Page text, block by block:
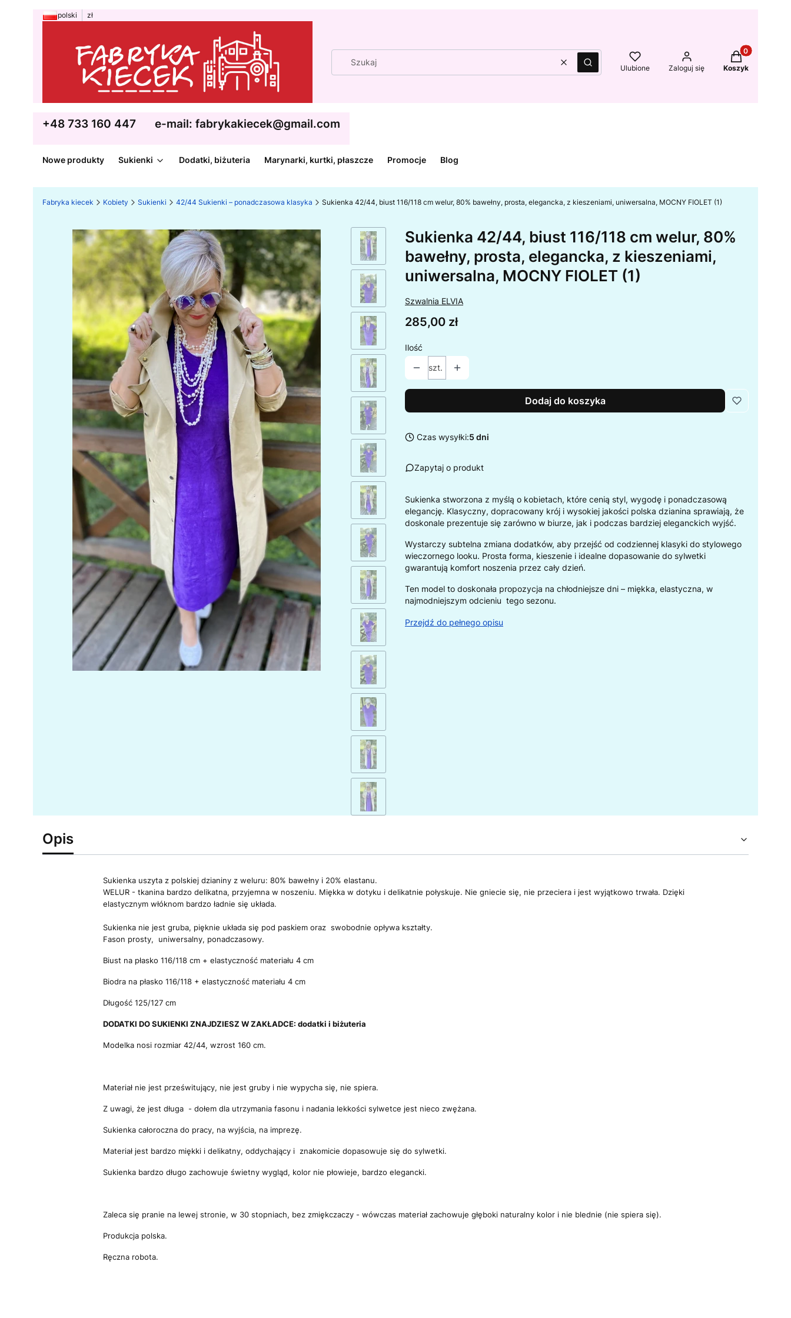
polski zł
WyczyśćSzukaj Ulubione Zaloguj się
Produkty w
Koszyk
+48 733 160 447 e-mail: fabrykakiecek@gmail.com
Nowe produkty Sukienki Dodatki, biżuteria Marynarki, kurtki, płaszcze Promocje Blog
Fabryka kiecek Kobiety Sukienki 42/44 Sukienki – ponadczasowa klasyka Sukienka 42/44, biust 116/118 cm welur, 80% bawełny, prosta, elegancka, z kieszeniami, uniwersalna, MOCNY FIOLET (1)
Sukienka 42/44, biust 116/118 cm welur, 80%
bawełny, prosta, elegancka, z kieszeniami,
uniwersalna, MOCNY FIOLET (1)
Szwalnia ELVIA
Cena
285,00 zł
Ilość
szt.
Dodaj do koszyka
Czas wysyłki:5 dni
Zapytaj o produkt
Sukienka stworzona z myślą o kobietach, które cenią styl, wygodę i ponadczasową
elegancję. Klasyczny, dopracowany krój i wysokiej jakości polska dzianina sprawiają, że
doskonale prezentuje się zarówno w biurze, jak i podczas bardziej eleganckich wyjść.
Wystarczy subtelna zmiana dodatków, aby przejść od codziennej klasyki do stylowego
wieczornego looku. Prosta forma, kieszenie i idealne dopasowanie do sylwetki
gwarantują komfort noszenia przez cały dzień.
Ten model to doskonała propozycja na chłodniejsze dni – miękka, elastyczna, w
najmodniejszym odcieniu tego sezonu.
Przejdź do pełnego opisu
Opis
Sukienka uszyta z polskiej dzianiny z weluru: 80% bawełny i 20% elastanu.
WELUR - tkanina bardzo delikatna, przyjemna w noszeniu. Miękka w dotyku i delikatnie połyskuje. Nie gniecie się, nie przeciera i jest wyjątkowo trwała. Dzięki
elastycznym włóknom bardzo ładnie się układa.
Sukienka nie jest gruba, pięknie układa się pod paskiem oraz swobodnie opływa kształty.
Fason prosty, uniwersalny, ponadczasowy.
Biust na płasko 116/118 cm + elastyczność materiału 4 cm
Biodra na płasko 116/118 + elastyczność materiału 4 cm
Długość 125/127 cm
DODATKI DO SUKIENKI ZNAJDZIESZ W ZAKŁADCE: dodatki i biżuteria
Modelka nosi rozmiar 42/44, wzrost 160 cm.
Materiał nie jest prześwitujący, nie jest gruby i nie wypycha się, nie spiera.
Z uwagi, że jest długa - dołem dla utrzymania fasonu i nadania lekkości sylwetce jest nieco zwężana.
Sukienka całoroczna do pracy, na wyjścia, na imprezę.
Materiał jest bardzo miękki i delikatny, oddychający i znakomicie dopasowuje się do sylwetki.
Sukienka bardzo długo zachowuje świetny wygląd, kolor nie płowieje, bardzo elegancki.
Zaleca się pranie na lewej stronie, w 30 stopniach, bez zmiękczaczy - wówczas materiał zachowuje głęboki naturalny kolor i nie blednie (nie spiera się).
Produkcja polska.
Ręczna robota.